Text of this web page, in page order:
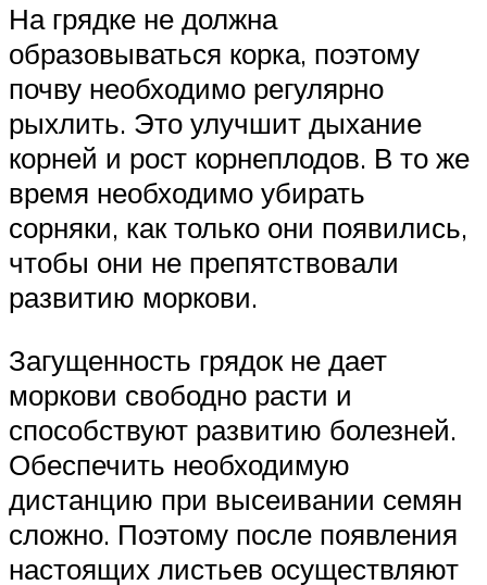
На грядке не должна
образовываться корка, поэтому
почву необходимо регулярно
рыхлить. Это улучшит дыхание
корней и рост корнеплодов. В то же
время необходимо убирать
сорняки, как только они появились,
чтобы они не препятствовали
развитию моркови.
Загущенность грядок не дает
моркови свободно расти и
способствуют развитию болезней.
Обеспечить необходимую
дистанцию при высеивании семян
сложно. Поэтому после появления
настоящих листьев осуществляют